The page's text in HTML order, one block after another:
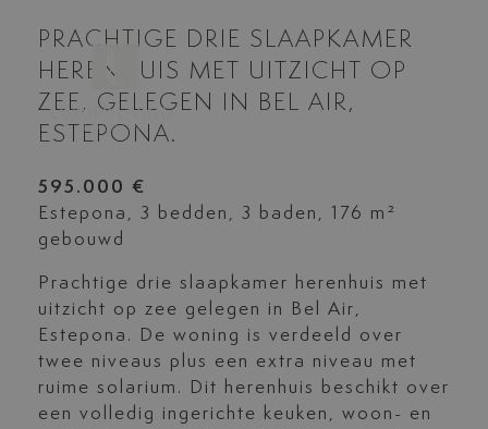
PRACHTIGE DRIE SLAAPKAMER
HERENHUIS MET UITZICHT OP
ZEE, GELEGEN IN BEL AIR,
ESTEPONA.
595.000 €
Estepona, 3 bedden, 3 baden, 176 m²
gebouwd
Prachtige drie slaapkamer herenhuis met
uitzicht op zee gelegen in Bel Air,
Estepona. De woning is verdeeld over
twee niveaus plus een extra niveau met
ruime solarium. Dit herenhuis beschikt over
een volledig ingerichte keuken, woon- en